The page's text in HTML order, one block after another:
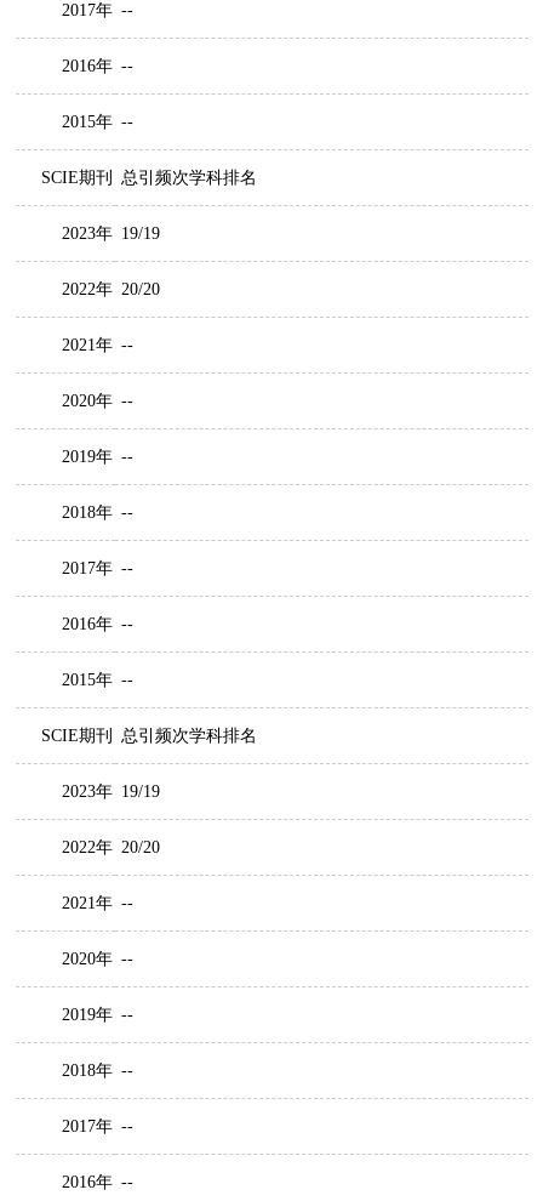
2017年 --
2016年 --
2015年 --
SCIE期刊 总引频次学科排名
2023年 19/19
2022年 20/20
2021年 --
2020年 --
2019年 --
2018年 --
2017年 --
2016年 --
2015年 --
SCIE期刊 总引频次学科排名
2023年 19/19
2022年 20/20
2021年 --
2020年 --
2019年 --
2018年 --
2017年 --
2016年 --